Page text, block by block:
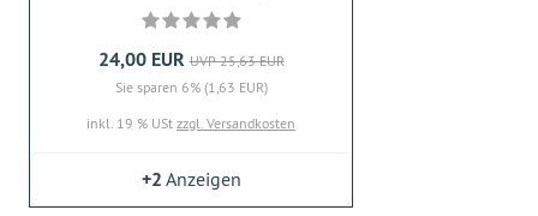
24,00 EUR UVP 25,63 EUR
Sie sparen 6% (1,63 EUR)
inkl. 19 % USt zzgl. Versandkosten
+2 Anzeigen